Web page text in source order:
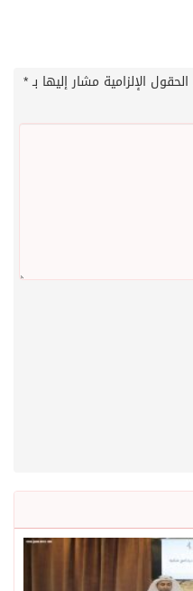
الحقول الإلزامية مشار إليها بـ*